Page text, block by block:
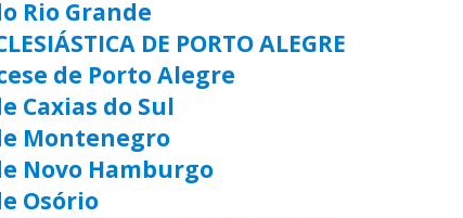
Rio Grande
DE PORTO ALEGRE
de Porto Alegre
Caxias do Sul
Montenegro
Novo Hamburgo
Osório